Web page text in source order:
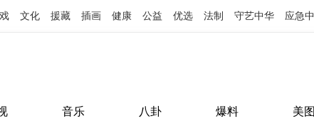
文化 援藏 插画 健康 公益 优选 法制 守艺中华 应急
音乐 八卦 爆料 美图